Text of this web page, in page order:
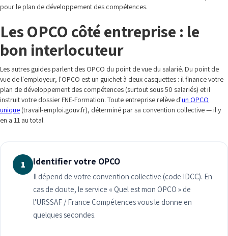
pour le plan de développement des compétences.
Les OPCO côté entreprise : le
bon interlocuteur
Les autres guides parlent des OPCO du point de vue du salarié. Du point de
vue de l'employeur, l'OPCO est un guichet à deux casquettes : il finance votre
plan de développement des compétences (surtout sous 50 salariés) et il
instruit votre dossier FNE-Formation. Toute entreprise relève d'un OPCO
unique (travail-emploi.gouv.fr), déterminé par sa convention collective — il y
en a 11 au total.
1 Identifier votre OPCO
Il dépend de votre convention collective (code IDCC). En
cas de doute, le service « Quel est mon OPCO » de
l'URSSAF / France Compétences vous le donne en
quelques secondes.